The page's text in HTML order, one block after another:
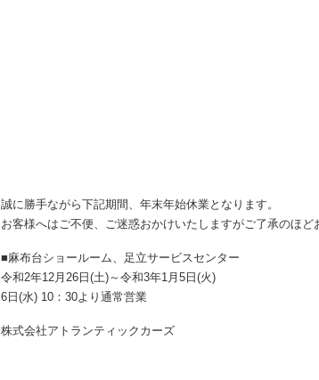
誠に勝手ながら下記期間、年末年始休業となります。
お客様へはご不便、ご迷惑おかけいたしますがご了承のほど
■麻布台ショールーム、足立サービスセンター
令和2年12月26日(土)～令和3年1月5日(火)
6日(水) 10：30より通常営業
株式会社アトランティックカーズ